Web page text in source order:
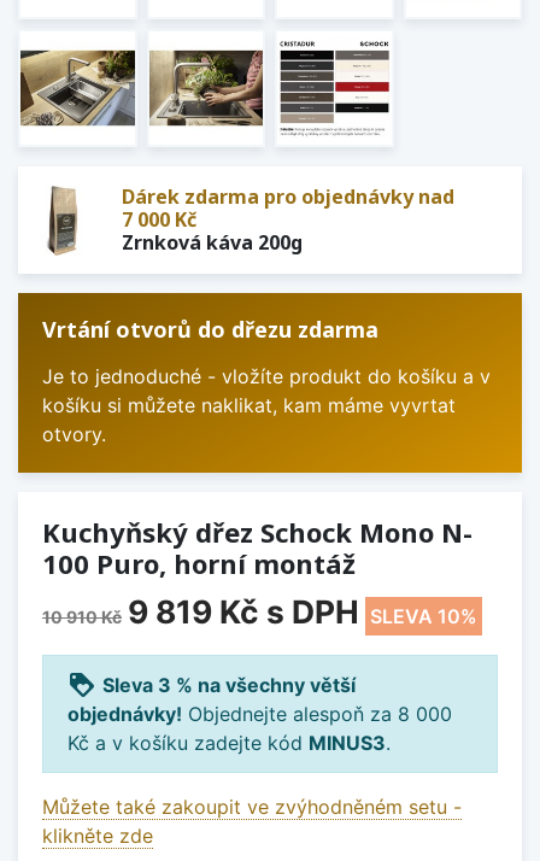
Dárek zdarma pro objednávky nad
7 000 Kč
Zrnková káva 200g
Vrtání otvorů do dřezu zdarma
Je to jednoduché - vložíte produkt do košíku a v
košíku si můžete naklikat, kam máme vyvrtat
otvory.
Kuchyňský dřez Schock Mono N-
100 Puro, horní montáž
10 910 Kč 9 819 Kč s DPH SLEVA 10%
loyalty Sleva 3 % na všechny větší
objednávky! Objednejte alespoň za 8 000
Kč a v košíku zadejte kód MINUS3.
Můžete také zakoupit ve zvýhodněném setu -
klikněte zde